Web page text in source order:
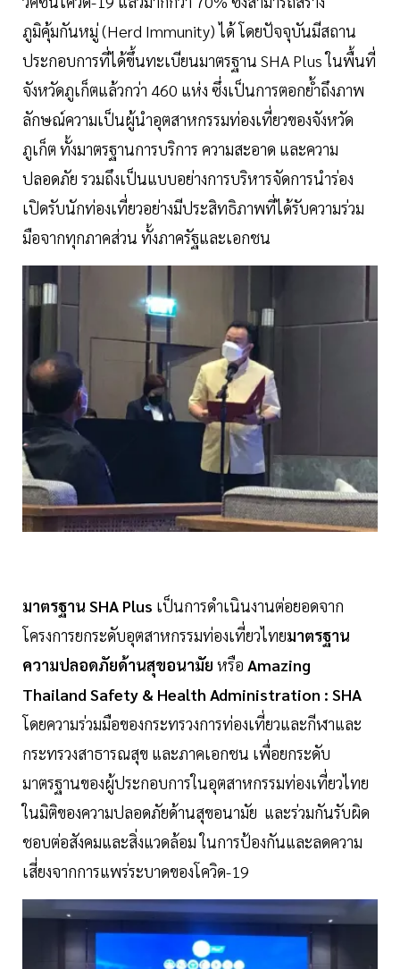
ภูมิคุ้มกันหมู่ (Herd Immunity) ได้ โดยปัจจุบันมีสถาน
ประกอบการที่ได้ขึ้นทะเบียนมาตรฐาน SHA Plus ในพื้นที่
จังหวัดภูเก็ตแล้วกว่า 460 แห่ง ซึ่งเป็นการตอกย้ำถึงภาพ
ลักษณ์ความเป็นผู้นำอุตสาหกรรมท่องเที่ยวของจังหวัด
ภูเก็ต ทั้งมาตรฐานการบริการ ความสะอาด และความ
ปลอดภัย รวมถึงเป็นแบบอย่างการบริหารจัดการนำร่อง
เปิดรับนักท่องเที่ยวอย่างมีประสิทธิภาพที่ได้รับความร่วม
มือจากทุกภาคส่วน ทั้งภาครัฐและเอกชน
มาตรฐาน SHA Plus เป็นการดำเนินงานต่อยอดจาก
โครงการยกระดับอุตสาหกรรมท่องเที่ยวไทยมาตรฐาน
ความปลอดภัยด้านสุขอนามัย หรือ Amazing
Thailand Safety & Health Administration : SHA
โดยความร่วมมือของกระทรวงการท่องเที่ยวและกีฬาและ
กระทรวงสาธารณสุข และภาคเอกชน เพื่อยกระดับ
มาตรฐานของผู้ประกอบการในอุตสาหกรรมท่องเที่ยวไทย
ในมิติของความปลอดภัยด้านสุขอนามัย และร่วมกันรับผิด
ชอบต่อสังคมและสิ่งแวดล้อม ในการป้องกันและลดความ
เสี่ยงจากการแพร่ระบาดของโควิด-19